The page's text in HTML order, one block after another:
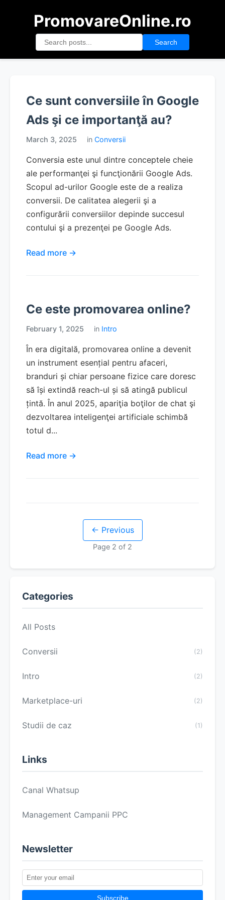
PromovareOnline.ro
Search
Ce sunt conversiile în Google
Ads şi ce importanţă au?
March 3, 2025 in Conversii
Conversia este unul dintre conceptele cheie
ale performanţei şi funcţionării Google Ads.
Scopul ad-urilor Google este de a realiza
conversii. De calitatea alegerii şi a
configurării conversiilor depinde succesul
contului şi a prezenţei pe Google Ads.
Read more →
Ce este promovarea online?
February 1, 2025 in Intro
În era digitală, promovarea online a devenit
un instrument esențial pentru afaceri,
branduri și chiar persoane fizice care doresc
să își extindă reach-ul și să atingă publicul
țintă. În anul 2025, apariţia boţilor de chat şi
dezvoltarea inteligenţei artificiale schimbă
totul d...
Read more →
← Previous
Page 2 of 2
Categories
All Posts
Conversii (2)
Intro (2)
Marketplace-uri (2)
Studii de caz (1)
Links
Canal Whatsup
Management Campanii PPC
Newsletter
Subscribe